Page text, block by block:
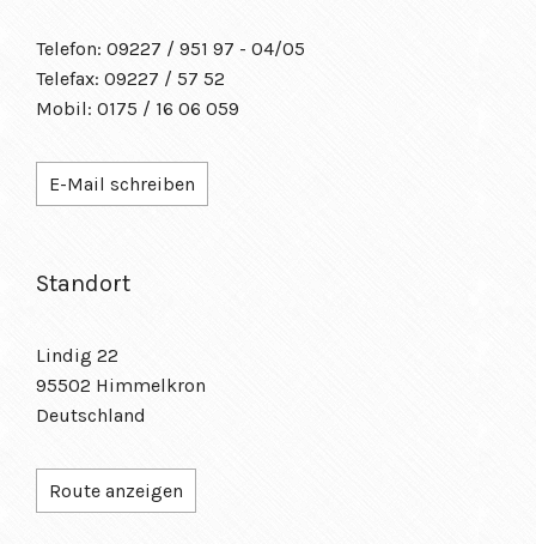
Telefon: 09227 / 951 97 - 04/05
Telefax: 09227 / 57 52
Mobil: 0175 / 16 06 059
E-Mail schreiben
Standort
Lindig 22
95502 Himmelkron
Deutschland
Route anzeigen